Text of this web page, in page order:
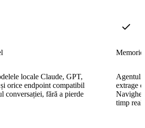
locale Claude, GPT,
orice endpoint compatibil
conversației, fără a pierde
Memorie
Agentul
extrage
timp